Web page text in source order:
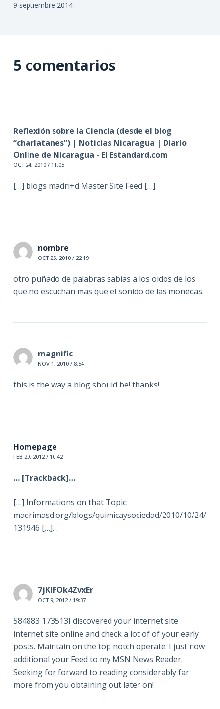
9 septiembre 2014
5 comentarios
Reflexión sobre la Ciencia (desde el blog
“charlatanes”) | Noticias Nicaragua | Diario
Online de Nicaragua - El Estandard.com
OCT 24, 2010 / 11:05
[…] blogs madri+d Master Site Feed […]
nombre
OCT 25, 2010 / 22:19
otro puñado de palabras sabias a los oidos de los
que no escuchan mas que el sonido de las monedas.
magnific
NOV 1, 2010 / 8:54
this is the way a blog should be! thanks!
Homepage
FEB 29, 2012 / 10:42
… [Trackback]…
[…] Informations on that Topic:
madrimasd.org/blogs/quimicaysociedad/2010/10/24/
131946 […]…
7jKlFOk4ZvxEr
OCT 9, 2012 / 19:37
584883 173513I discovered your internet site
internet site online and check a lot of of your early
posts. Maintain on the top notch operate. I just now
additional your Feed to my MSN News Reader.
Seeking for forward to reading considerably far
more from you obtaining out later on!